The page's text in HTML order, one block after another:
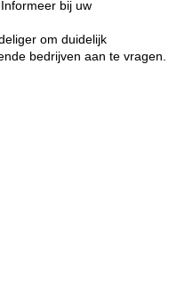
bij uw
om duidelijk
bedrijven aan te vragen.